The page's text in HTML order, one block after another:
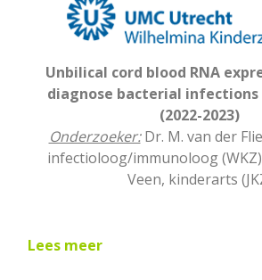
Unbilical cord blood RNA
diagnose bacterial infections
(2022-2023)
Onderzoeker:Dr. M. van der
infectioloog/immunoloog
Veen, kinderarts
Lees meer